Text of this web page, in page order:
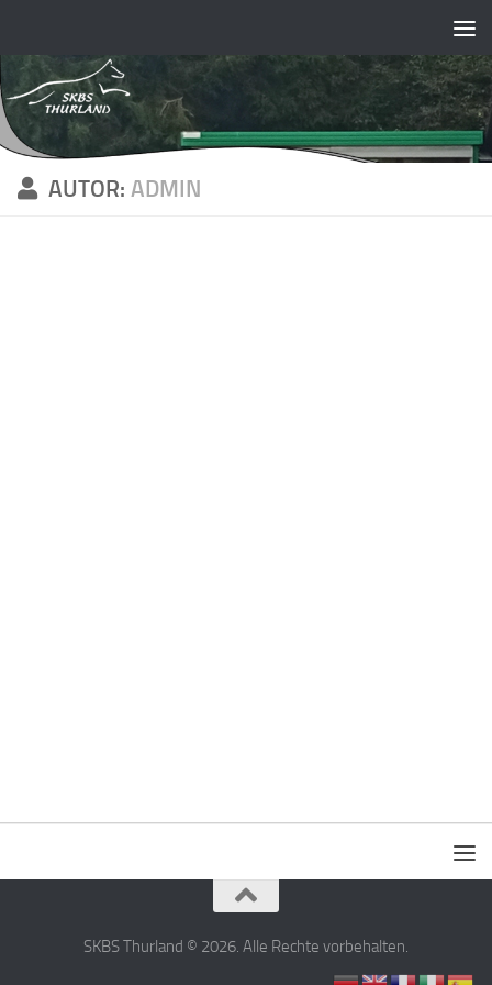
AUTOR: ADMIN
SKBS Thurland © 2026. Alle Rechte vorbehalten.